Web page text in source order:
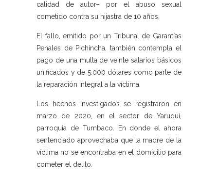
calidad de autor– por el abuso sexual
cometido contra su hijastra de 10 años.
El fallo, emitido por un Tribunal de Garantías
Penales de Pichincha, también contempla el
pago de una multa de veinte salarios básicos
unificados y de 5.000 dólares como parte de
la reparación integral a la víctima.
Los hechos investigados se registraron en
marzo de 2020, en el sector de Yaruquí,
parroquia de Tumbaco. En donde el ahora
sentenciado aprovechaba que la madre de la
víctima no se encontraba en el domicilio para
cometer el delito.